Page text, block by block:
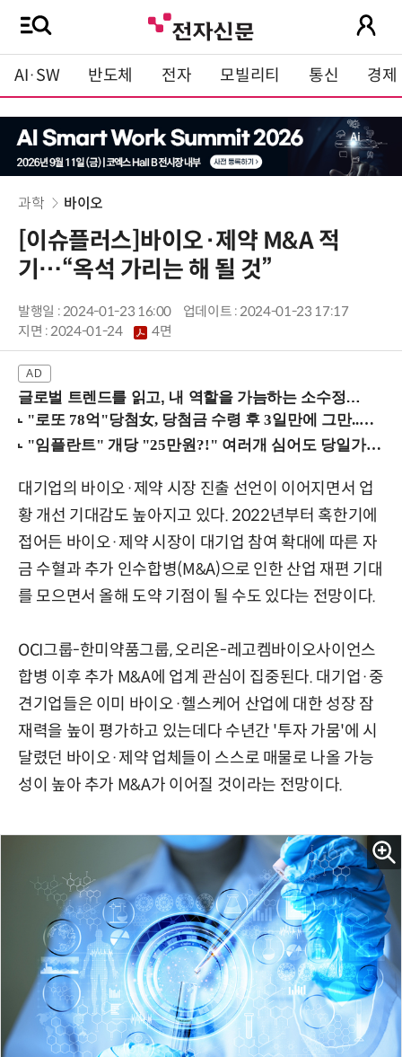
AI·SW 반도체 전자 모빌리티 통신 경제
과학 바이오
[이슈플러스]바이오·제약 M&A 적
기…“옥석 가리는 해 될 것”
발행일 : 2024-01-23 16:00
업데이트 : 2024-01-23 17:17
지면 :2024-01-24 4면
글로벌 트렌드를 읽고, 내 역할을 가늠하는 소수정예 실습 워크숍 (8/28 신논현역)
대기업의 바이오·제약 시장 진출 선언이 이어지면서 업
황 개선 기대감도 높아지고 있다. 2022년부터 혹한기에
접어든 바이오·제약 시장이 대기업 참여 확대에 따른 자
금 수혈과 추가 인수합병(M&A)으로 인한 산업 재편 기대
를 모으면서 올해 도약 기점이 될 수도 있다는 전망이다.
OCI그룹-한미약품그룹, 오리온-레고켐바이오사이언스
합병 이후 추가 M&A에 업계 관심이 집중된다. 대기업·중
견기업들은 이미 바이오·헬스케어 산업에 대한 성장 잠
재력을 높이 평가하고 있는데다 수년간 '투자 가뭄'에 시
달렸던 바이오·제약 업체들이 스스로 매물로 나올 가능
성이 높아 추가 M&A가 이어질 것이라는 전망이다.